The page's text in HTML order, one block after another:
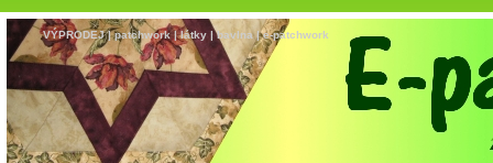
VÝPRODEJ | patchwork | látky | bavlna | e-patchwork